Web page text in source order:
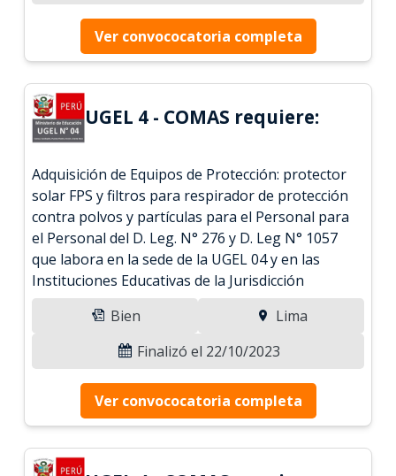
Ver convococatoria completa
UGEL 4 - COMAS requiere:
Adquisición de Equipos de Protección: protector
solar FPS y filtros para respirador de protección
contra polvos y partículas para el Personal para
el Personal del D. Leg. N° 276 y D. Leg N° 1057
que labora en la sede de la UGEL 04 y en las
Instituciones Educativas de la Jurisdicción
Bien
Lima
Finalizó el 22/10/2023
Ver convococatoria completa